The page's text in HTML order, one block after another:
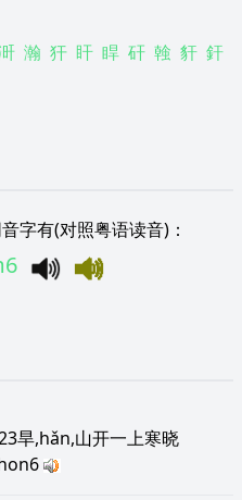
瀚 犴 盰 睅 矸 螒 豻 釬
字有(对照粤语读音)：
旱,hǎn,山开一上寒晓